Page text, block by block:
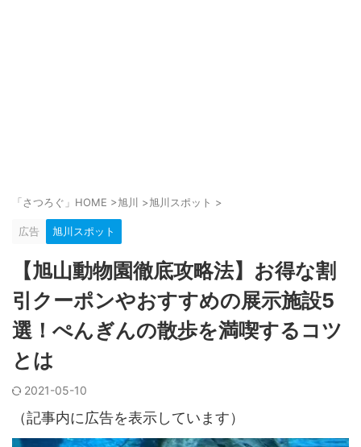
「さつろぐ」HOME >旭川 >旭川スポット >
広告 旭川スポット
【旭山動物園徹底攻略法】お得な割
引クーポンやおすすめの展示施設5
選！ぺんぎんの散歩を満喫するコツ
とは
2021-05-10
（記事内に広告を表示しています）